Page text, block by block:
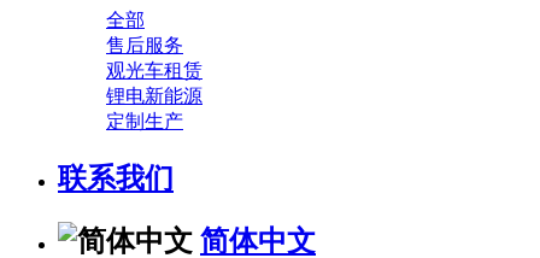
全部
售后服务
观光车租赁
锂电新能源
定制生产
联系我们
简体中文